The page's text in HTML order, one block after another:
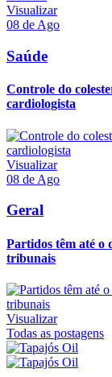
Visualizar
08 de Ago
Saúde
Controle do
cardiologista
Visualizar
08 de Ago
Geral
Partidos têm até o
tribunais
Visualizar
Todas as postagens